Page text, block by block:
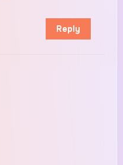
Reply